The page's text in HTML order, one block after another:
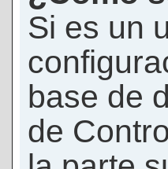
Si es un
base de
de